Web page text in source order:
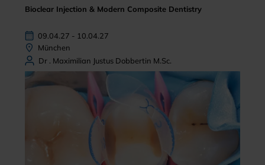
Bioclear Injection & Modern Composite Dentistry
09.04.27 - 10.04.27
München
Dr . Maximilian Justus Dobbertin M.Sc.